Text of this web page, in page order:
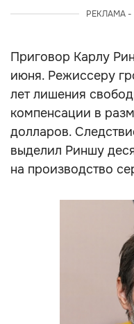
РЕКЛАМА
Приговор Карлу
июня. Режиссеру
лет лишения
компенсации в
долларов.
выделил Риншу
на производство